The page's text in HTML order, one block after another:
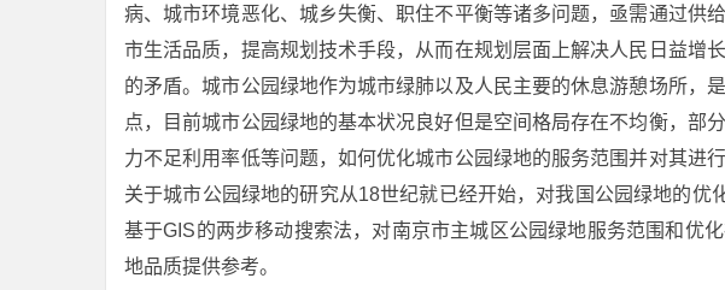
病、城市环境恶化、城乡失衡、职住不平衡等诸多问题，亟需通过供
市生活品质，提高规划技术手段，从而在规划层面上解决人民日益增
的矛盾。城市公园绿地作为城市绿肺以及人民主要的休息游憩场所，
点，目前城市公园绿地的基本状况良好但是空间格局存在不均衡，部
力不足利用率低等问题，如何优化城市公园绿地的服务范围并对其进
关于城市公园绿地的研究从18世纪就已经开始，对我国公园绿地的优
基于GIS的两步移动搜索法，对南京市主城区公园绿地服务范围和优
地品质提供参考。